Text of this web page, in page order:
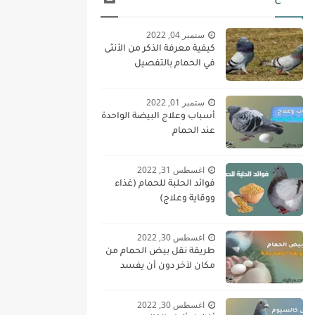
ستمبر 04, 2022
كيفية معرفة الذكر من الأنثى
في الحمام بالتفصيل
ستمبر 01, 2022
أسباب وعلاج البيضة الواحدة
عند الحمام
اغسطس 31, 2022
فوائد الحلبة للحمام (غذاء
ووقاية وعلاج)
اغسطس 30, 2022
طريقة نقل بيض الحمام من
مكان لآخر دون أن يفسد
اغسطس 30, 2022